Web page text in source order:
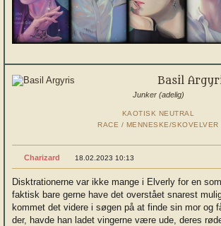
Basil
Junker (adelig)
KAOTISK NEUTRAL
RACE / MENNESKE/SKOVELVER
Charizard 18.02.2023 10:13
Disktrationerne var ikke mange i Elverly for en
faktisk bare gerne have det overstået snarest
kommet det videre i søgen på at finde sin mor og
der, havde han ladet vingerne være ude, deres